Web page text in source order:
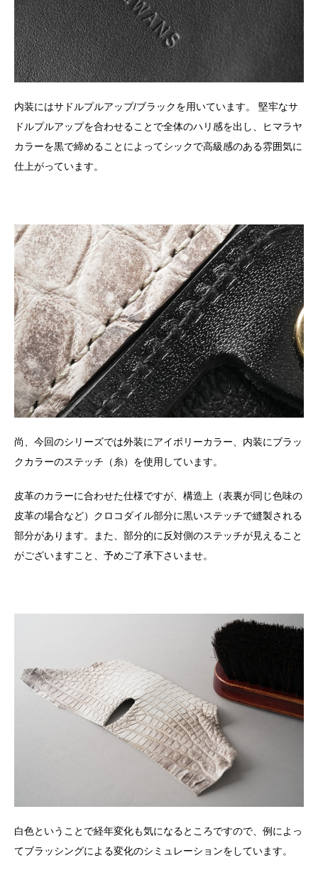
内装にはサドルプルアップ/ブラックを用いています。 堅牢なサ
ドルプルアップを合わせることで全体のハリ感を出し、ヒマラヤ
カラーを黒で締めることによってシックで高級感のある雰囲気に
仕上がっています。
尚、今回のシリーズでは外装にアイボリーカラー、内装にブラッ
クカラーのステッチ（糸）を使用しています。
皮革のカラーに合わせた仕様ですが、構造上（表裏が同じ色味の
皮革の場合など）クロコダイル部分に黒いステッチで縫製される
部分があります。また、部分的に反対側のステッチが見えること
がございますこと、予めご了承下さいませ。
白色ということで経年変化も気になるところですので、例によっ
てブラッシングによる変化のシミュレーションをしています。